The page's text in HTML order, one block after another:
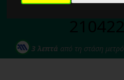
Για κάθε σας
3 λεπτά από τη στάση μετρό